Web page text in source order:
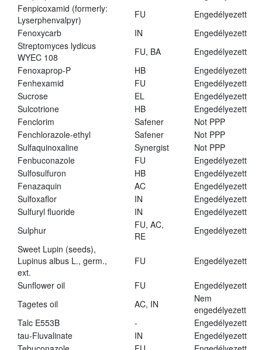
Fenpicoxamid (formerly:
Lyserphenvalpyr)
FU
Engedélyezett
Fenoxycarb
IN
Engedélyezett
Streptomyces lydicus
WYEC 108
FU, BA
Engedélyezett
Fenoxaprop-P
HB
Engedélyezett
Fenhexamid
FU
Engedélyezett
Sucrose
EL
Engedélyezett
Sulcotrione
HB
Engedélyezett
Fenclorim
Safener
Not PPP
Fenchlorazole-ethyl
Safener
Not PPP
Sulfaquinoxaline
Synergist
Not PPP
Fenbuconazole
FU
Engedélyezett
Sulfosulfuron
HB
Engedélyezett
Fenazaquin
AC
Engedélyezett
Sulfoxaflor
IN
Engedélyezett
Sulfuryl fluoride
IN
Engedélyezett
Sulphur
FU, AC,
RE
Engedélyezett
Sweet Lupin (seeds),
Lupinus albus L., germ.,
ext.
FU Engedélyezett
Sunflower oil FU
Engedélyezett
Tagetes oil
AC, IN
Nem
engedélyezett
Talc E553B
-
Engedélyezett
tau-Fluvalinate
IN
Engedélyezett